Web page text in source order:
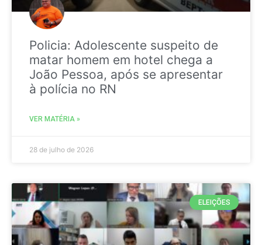
Policia: Adolescente suspeito de
matar homem em hotel chega a
João Pessoa, após se apresentar
à polícia no RN
VER MATÉRIA »
28 de julho de 2026
ELEIÇÕES